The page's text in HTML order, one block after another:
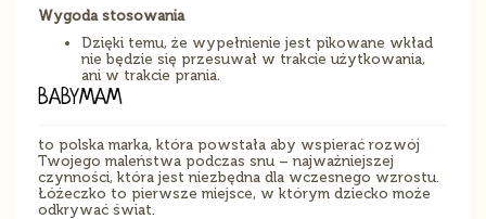
Wygoda stosowania
Dzięki temu, że wypełnienie jest pikowane wkład
nie będzie się przesuwał w trakcie użytkowania,
ani w trakcie prania.
BABYMAM
to polska marka, która powstała aby wspierać rozwój
Twojego maleństwa podczas snu – najważniejszej
czynności, która jest niezbędna dla wczesnego wzrostu.
Łóżeczko to pierwsze miejsce, w którym dziecko może
odkrywać świat.